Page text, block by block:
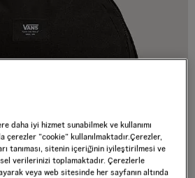
daha iyi hizmet sunabilmek ve kullanımı
çerezler ”cookie” kullanılmaktadır.Çerezler,
tanıması, sitenin içeriğinin iyileştirilmesi ve
verilerinizi toplamaktadır. Çerezlerle
veya web sitesinde her sayfanın altında